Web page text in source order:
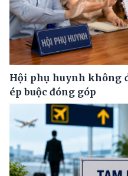
Hội phụ huynh không
ép buộc đóng góp